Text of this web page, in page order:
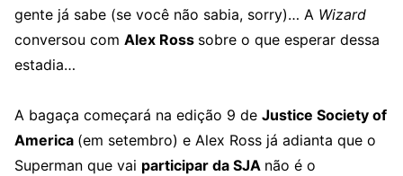
gente já sabe (se você não sabia, sorry)… A Wizard
conversou com Alex Ross sobre o que esperar dessa
estadia…
A bagaça começará na edição 9 de Justice Society of
America (em setembro) e Alex Ross já adianta que o
Superman que vai participar da SJA não é o